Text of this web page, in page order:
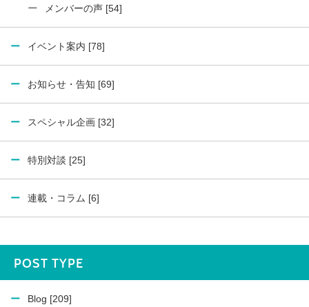
メンバーの声 [54]
イベント案内 [78]
お知らせ・告知 [69]
スペシャル企画 [32]
特別対談 [25]
連載・コラム [6]
POST TYPE
Blog [209]